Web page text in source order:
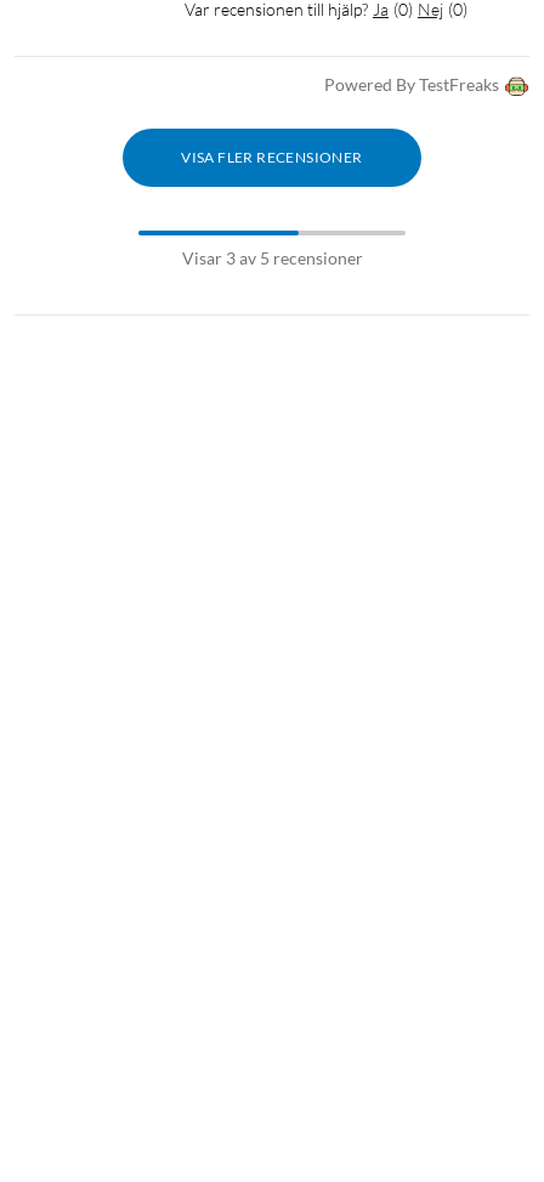
Var recensionen till hjälp? Ja (0) Nej (0)
Powered By TestFreaks
VISA FLER RECENSIONER
Visar 3 av 5 recensioner